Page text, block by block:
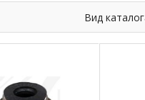
Вид